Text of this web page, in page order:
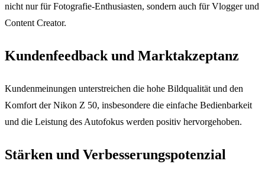
nicht nur für Fotografie-Enthusiasten, sondern auch für Vlogger und
Content Creator.
Kundenfeedback und Marktakzeptanz
Kundenmeinungen unterstreichen die hohe Bildqualität und den
Komfort der Nikon Z 50, insbesondere die einfache Bedienbarkeit
und die Leistung des Autofokus werden positiv hervorgehoben.
Stärken und Verbesserungspotenzial